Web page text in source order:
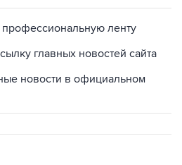
профессиональную ленту
главных новостей сайта
новости в официальном